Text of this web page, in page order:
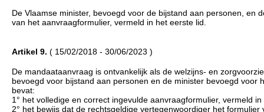
De Vlaamse minister, bevoegd voor de bijstand aan personen, en
van het aanvraagformulier, vermeld in het eerste lid.
Artikel 9. ( 15/02/2018 - 30/06/2023 )
De mandaataanvraag is ontvankelijk als de welzijns- en
bevoegd voor bijstand aan personen en de minister bevoegd
bevat:
1° het volledige en correct ingevulde aanvraagformulier, vermeld
2° het bewijs dat de rechtsgeldige vertegenwoordiger het